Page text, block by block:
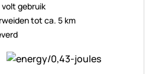
volt gebruik
tot ca. 5 km